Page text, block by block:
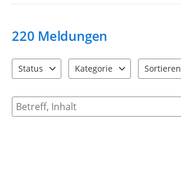
220 Meldungen
Status
Kategorie
Sortieren
Suche nach Meldungen und Kommentaren